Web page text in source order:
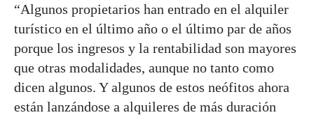
“Algunos propietarios han entrado en el alquiler
turístico en el último año o el último par de años
porque los ingresos y la rentabilidad son mayores
que otras modalidades, aunque no tanto como
dicen algunos. Y algunos de estos neófitos ahora
están lanzándose a alquileres de más duración